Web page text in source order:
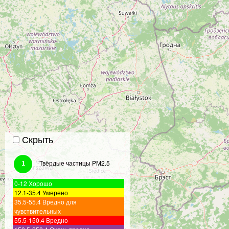
Скрыть
Твёрдые частицы PM2.5
1
0-12 Хорошо
12.1-35.4 Умерено
35.5-55.4 Вредно для
чувствительных
55.5-150.4 Вредно